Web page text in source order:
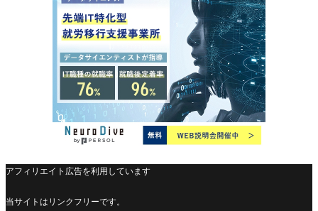
アフィリエイト広告を利用しています
当サイトはリンクフリーです。